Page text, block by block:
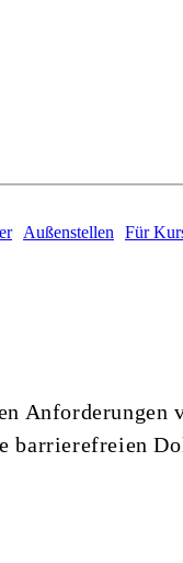
Außenstellen Für
Anforderungen
barrierefreien